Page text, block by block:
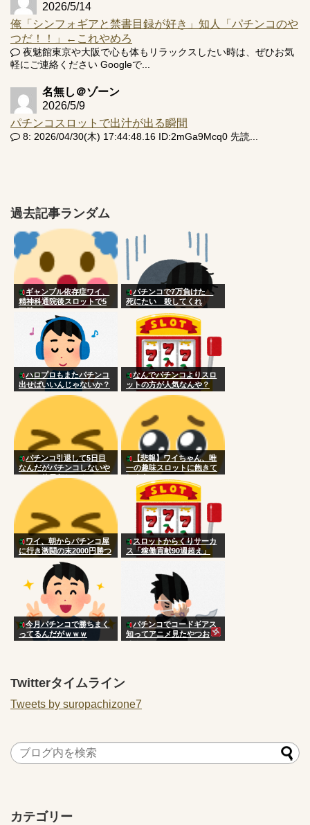
2026/5/14
俺「シンフォギアと禁書目録が好き」知人「パチンコのや
つだ！！」←これやめろ
夜魅館東京や大阪で心も体もリラックスしたい時は、ぜひお気
軽にご連絡ください Googleで...
名無し＠ゾーン
2026/5/9
パチンコスロットで出汁が出る瞬間
8: 2026/04/30(木) 17:44:48.16 ID:2mGa9Mcq0 先読...
過去記事ランダム
ギャンブル依存症ワイ、
精神科通院後スロットで5
パチンコで7万負けた
死にたい 殺してくれ
ハロプロもまたパチンコ
出せばいいんじゃないか？
なんでパチンコよりスロ
ットの方が人気なんや？
パチンコ引退して5日目
なんだがパチンコしないや
つって休日何してんの？
【悲報】ワイちゃん、唯
一の趣味スロットに飽きて
ワイ、朝からパチンコ屋
に行き激闘の末2000円勝つ
スロットからくりサーカ
ス「稼働貢献90週超え」
今月パチンコで勝ちまく
ってるんだがｗｗｗ
パチンコでコードギアス
知ってアニメ見たやつお
Twitterタイムライン
Tweets by suropachizone7
カテゴリー